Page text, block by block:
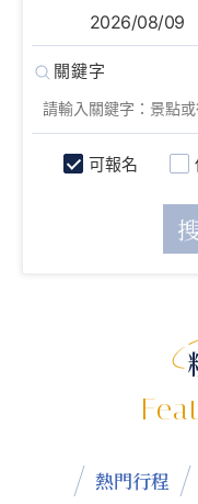
可報名
熱門行程